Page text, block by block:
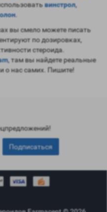
винстрол,
.
вы смело можете писать
по дозировках,
стероида.
, там вы найдете реальные
о нас самих. Пишите!
Подписаться